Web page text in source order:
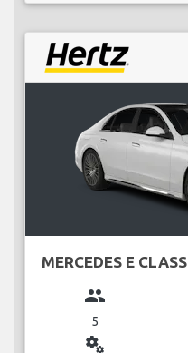
MERCEDES E CLASS
group
5
miscellaneous_services